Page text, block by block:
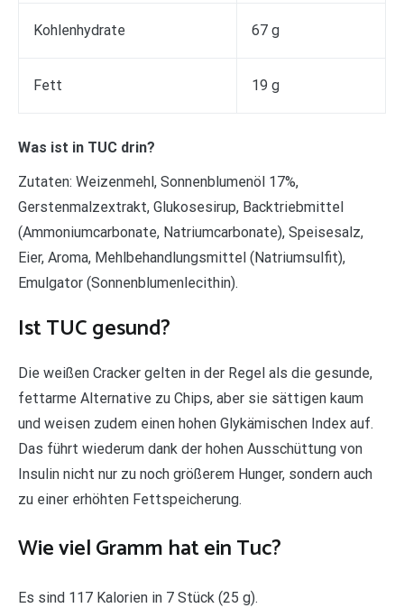
Kohlenhydrate 67 g
Fett 19 g
Was ist in TUC drin?
Zutaten: Weizenmehl, Sonnenblumenöl 17%,
Gerstenmalzextrakt, Glukosesirup, Backtriebmittel
(Ammoniumcarbonate, Natriumcarbonate), Speisesalz,
Eier, Aroma, Mehlbehandlungsmittel (Natriumsulfit),
Emulgator (Sonnenblumenlecithin).
Ist TUC gesund?
Die weißen Cracker gelten in der Regel als die gesunde,
fettarme Alternative zu Chips, aber sie sättigen kaum
und weisen zudem einen hohen Glykämischen Index auf.
Das führt wiederum dank der hohen Ausschüttung von
Insulin nicht nur zu noch größerem Hunger, sondern auch
zu einer erhöhten Fettspeicherung.
Wie viel Gramm hat ein Tuc?
Es sind 117 Kalorien in 7 Stück (25 g).